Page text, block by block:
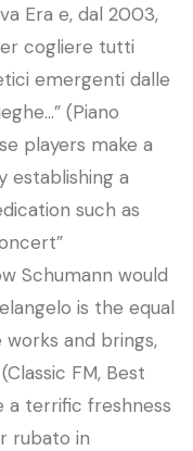
Era e, dal 2003,
cogliere tutti
emergenti dalle
(Piano
players make a
establishing a
such as
Schumann would
is the equal
and brings,
FM, Best
a terrific freshness
rubato in